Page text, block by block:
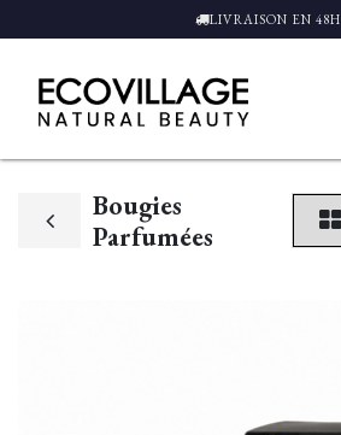
LIVRAISON EN 48H
Bougies
Parfumées